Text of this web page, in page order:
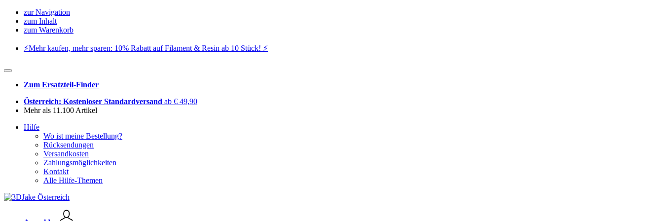
zur Navigation
zum Inhalt
zum Warenkorb
⚡️Mehr kaufen, mehr sparen: 10% Rabatt auf Filament & Resin ab 10 Stück! ⚡️
Zum Ersatzteil-Finder
Österreich: Kostenloser Standardversand ab € 49,90
Mehr als 11.100 Artikel
Hilfe
Wo ist meine Bestellung?
Rücksendungen
Versandkosten
Zahlungsmöglichkeiten
Kontakt
Alle Hilfe-Themen